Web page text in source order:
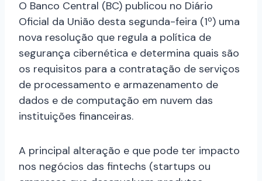
O Banco Central (BC) publicou no Diário
Oficial da União desta segunda-feira (1º) uma
nova resolução que regula a política de
segurança cibernética e determina quais são
os requisitos para a contratação de serviços
de processamento e armazenamento de
dados e de computação em nuvem das
instituições financeiras.
A principal alteração e que pode ter impacto
nos negócios das fintechs (startups ou